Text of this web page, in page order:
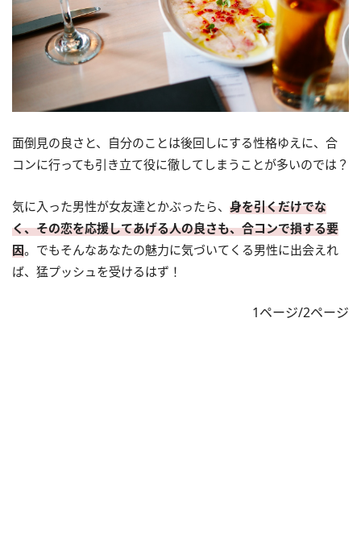
面倒見の良さと、自分のことは後回しにする性格ゆえに、合
コンに行っても引き立て役に徹してしまうことが多いのでは？
気に入った男性が女友達とかぶったら、 身を引くだけでな
く、その恋を応援してあげる人の良さも、合コンで損する要
因。でもそんなあなたの魅力に気づいてくる男性に出会えれ
ば、猛プッシュを受けるはず！
1ページ/2ページ